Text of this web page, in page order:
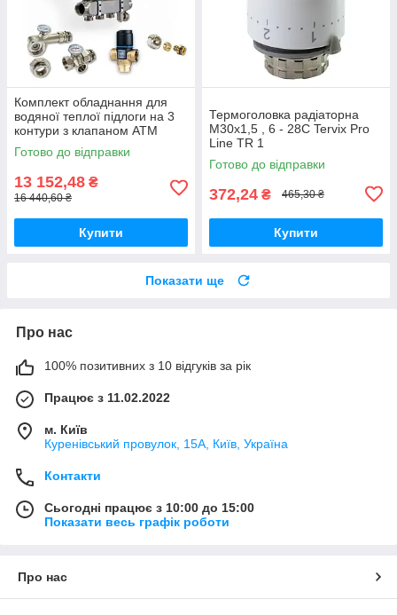
Комплект обладнання для
водяної теплої підлоги на 3
контури з клапаном ATM
Готово до відправки
13 152,48 ₴
16 440,60 ₴
Купити
Термоголовка радіаторна
М30х1,5 , 6 - 28С Tervix Pro
Line TR 1
Готово до відправки
372,24 ₴ 465,30 ₴
Купити
Показати ще
Про нас
100% позитивних з 10 відгуків за рік
Працює з 11.02.2022
м. Київ
Куренівський провулок, 15А, Київ, Україна
Контакти
Сьогодні працює з 10:00 до 15:00
Показати весь графік роботи
Про нас